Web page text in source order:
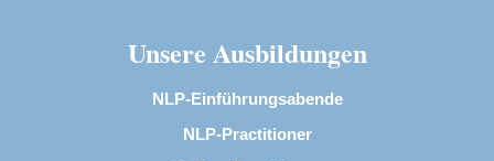
Unsere Ausbildungen
NLP-Einführungsabende
NLP-Practitioner